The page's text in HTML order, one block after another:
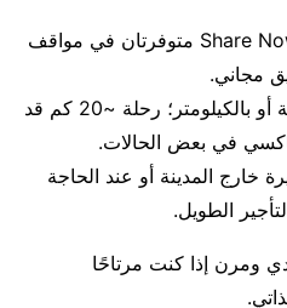
: Miles وShare Now متوفرتان في مواقف
مجاني.
: تدفع بالدقيقة أو بالكيلومتر؛ رحلة ~20 كم قد
خارج المدينة أو عند الحاجة
الطويل.
ومرن إذا كنت مرتاحًا